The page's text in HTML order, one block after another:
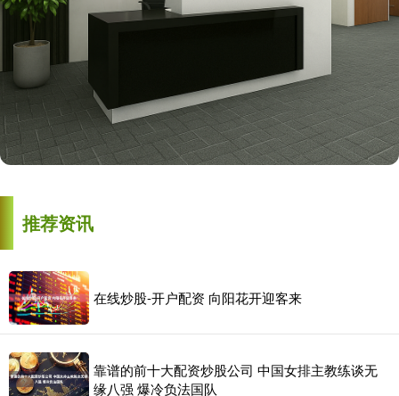
推荐资讯
在线炒股-开户配资 向阳花开迎客来
靠谱的前十大配资炒股公司 中国女排主教练谈无
缘八强 爆冷负法国队